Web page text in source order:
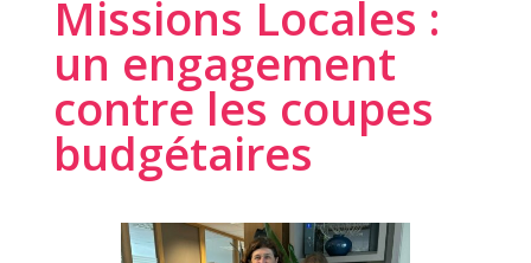
Missions Locales :
un engagement
contre les coupes
budgétaires